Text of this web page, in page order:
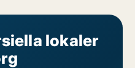
lokaler